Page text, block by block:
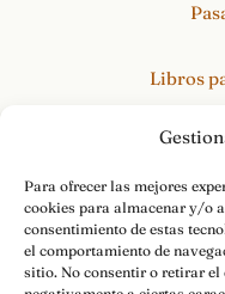
Para ofrecer las mejores
cookies para almacenar y/o
consentimiento de estas
el comportamiento de
sitio. No consentir o retirar el
Libros